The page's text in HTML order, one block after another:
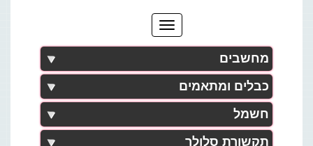
מחשבים
כבלים ומתאמים
חשמל
תקשורת סלולר